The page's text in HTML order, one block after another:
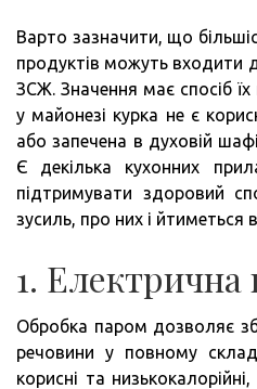
Варто зазначити, що
продуктів можуть входити
ЗСЖ. Значення має спосіб
у майонезі курка не є
або запечена в духовій
Є декілька кухонних
підтримувати здоровий
зусиль, про них і йтиметься
1. Електрична
Обробка паром дозволяє
речовини у повному
корисні та